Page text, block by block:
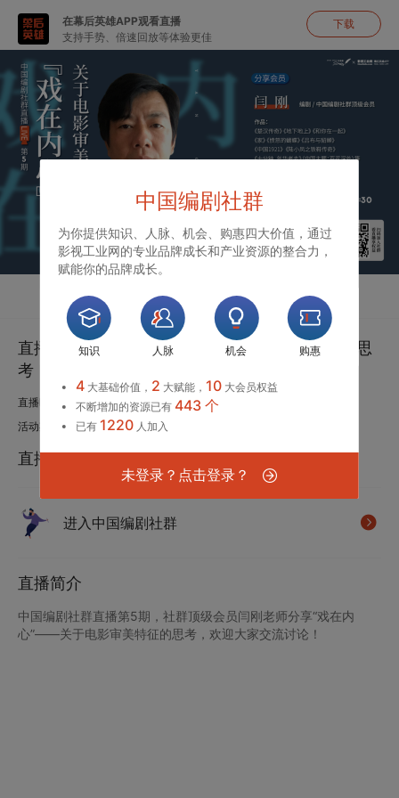
在幕后英雄APP观看直播
支持手势、倍速回放等体验更佳
下载
直播 聊天
直播|闫刚：“戏在内心”——关于电影审美特征的思
考
直播时间：2020.06.05 19:30-21:30
活动期数：中国编剧社群 第5期
直播嘉宾
进入中国编剧社群
直播简介
中国编剧社群直播第5期，社群顶级会员闫刚老师分享“戏在内
心”——关于电影审美特征的思考，欢迎大家交流讨论！
中国编剧社群
为你提供知识、人脉、机会、购惠四大价值，通过
影视工业网的专业品牌成长和产业资源的整合力，
赋能你的品牌成长。
知识 人脉 机会 购惠
4大基础价值， 2 大赋能， 10大会员权益
不断增加的资源已有 443 个
已有 1220人加入
未登录？点击登录？